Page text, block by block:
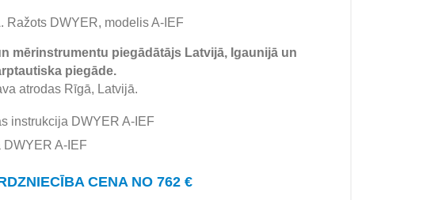
Ražots DWYER, modelis A-IEF
mērinstrumentu piegādātājs Latvijā, Igaunijā un
piegāde.
atrodas Rīgā, Latvijā.
instrukcija DWYER A-IEF
A-IEF
CENA NO 762 €